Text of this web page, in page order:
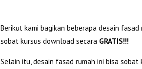
Berikut kami bagikan beberapa desain
sobat kursus download secara GRATIS!!!
Selain itu, desain fasad rumah ini bisa